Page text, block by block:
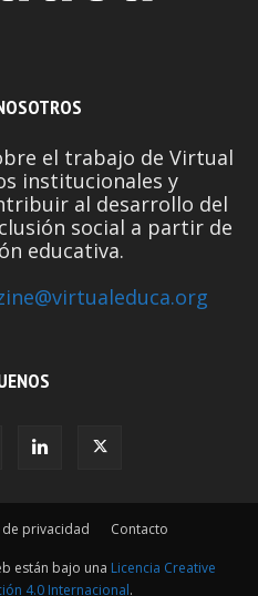
el trabajo de Virtual
institucionales y
al desarrollo del
social a partir de
educativa.
de privacidad Contacto
están bajo una Licencia Creative
4.0 Internacional.